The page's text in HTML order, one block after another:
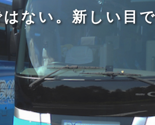
値があ る
ない。 新し い目で
会い、本 を読み、旅
に旅をす る
値があ る
くてしょうがない
く、旅 をす るため
な泉で ある